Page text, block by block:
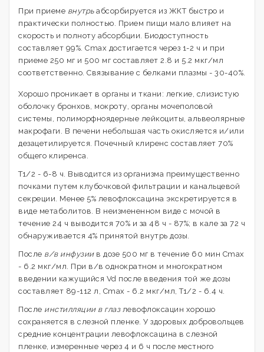
При приеме внутрьабсорбируется из ЖКТ быстро и
практически полностью. Прием пищи мало влияет на
скорость и полноту абсорбции. Биодоступность
составляет 99%. Cmax достигается через 1-2 ч и при
приеме 250 мг и 500 мг составляет 2.8 и 5.2 мкг/мл
соответственно. Связывание с белками плазмы - 30-40%.
Хорошо проникает в органы и ткани: легкие, слизистую
оболочку бронхов, мокроту, органы мочеполовой
системы, полиморфноядерные лейкоциты, альвеолярные
макрофаги. В печени небольшая часть окисляется и/или
дезацетилируется. Почечный клиренс составляет 70%
общего клиренса.
T1/2 - 6-8 ч. Выводится из организма преимущественно
почками путем клубочковой фильтрации и канальцевой
секреции. Менее 5% левофлоксацина экскретируется в
виде метаболитов. В неизмененном виде с мочой в
течение 24 ч выводится 70% и за 48 ч - 87%; в кале за 72 ч
обнаруживается 4% принятой внутрь дозы.
После в/в инфузиив дозе 500 мг в течение 60 мин Cmax
- 6.2 мкг/мл. При в/в однократном и многократном
введении кажущийся Vd после введения той же дозы
составляет 89-112 л, Cmax - 6.2 мкг/мл, T1/2 - 6.4 ч.
После инстилляции в глазлевофлоксацин хорошо
сохраняется в слезной пленке. У здоровых добровольцев
средние концентрации левофлоксацина в слезной
пленке, измеренные через 4 и 6 ч после местного